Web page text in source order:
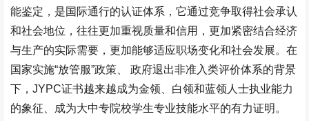
能鉴定，是国际通行的认证体系，它通过竞争取得社会承认
和社会地位，往往更加重视质量和信用，更加紧密结合经济
与生产的实际需要，更加能够适应职场变化和社会发展。在
国家实施“放管服”政策、 政府退出非准入类评价体系的背景
下，JYPC证书越来越成为金领、白领和蓝领人士执业能力
的象征、成为大中专院校学生专业技能水平的有力证明。